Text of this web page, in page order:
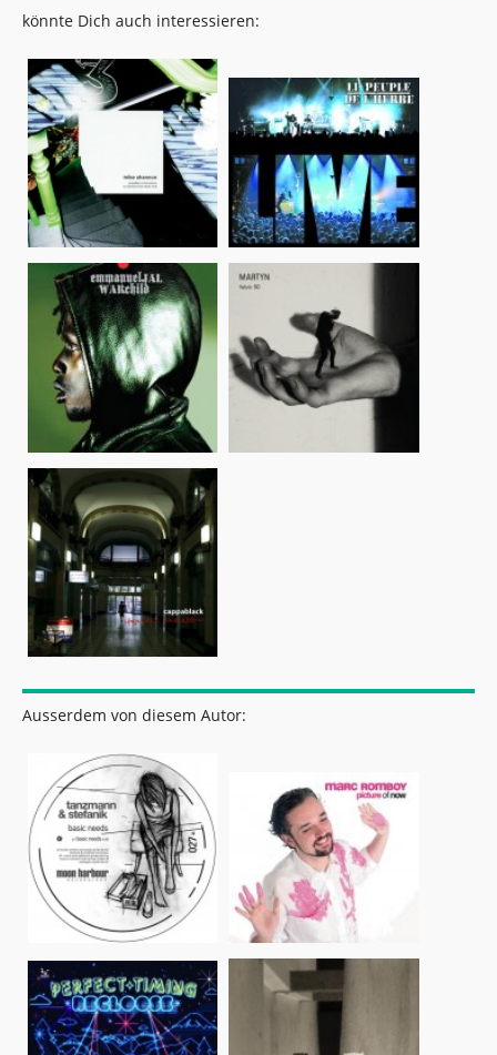
könnte Dich auch interessieren:
Ausserdem von diesem Autor: